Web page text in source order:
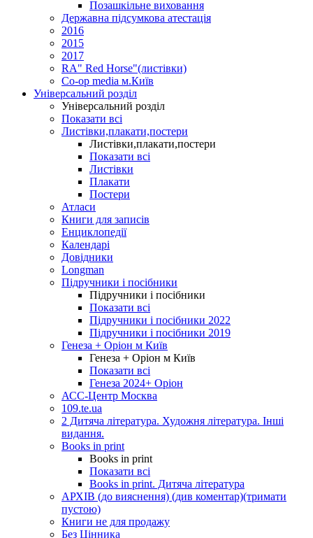
Позашкільне виховання
Державна підсумкова атестація
2016
2015
2017
RA" Red Horse"(листівки)
Co-op media м.Київ
Універсальний розділ
Універсальний розділ
Показати всі
Листівки,плакати,постери
Листівки,плакати,постери
Показати всі
Листівки
Плакати
Постери
Атласи
Книги для записів
Енциклопедії
Календарі
Довідники
Longman
Підручники і посібники
Підручники і посібники
Показати всі
Підручники і посібники 2022
Підручники і посібники 2019
Генеза + Оріон м Київ
Генеза + Оріон м Київ
Показати всі
Генеза 2024+ Оріон
АСС-Центр Москва
109.te.ua
2 Дитяча література. Художня література. Інші
видання.
Books in print
Books in print
Показати всі
Books in print. Дитяча література
АРХІВ (до вияснення) (див коментар)(тримати
пустою)
Книги не для продажу
Без Цінника